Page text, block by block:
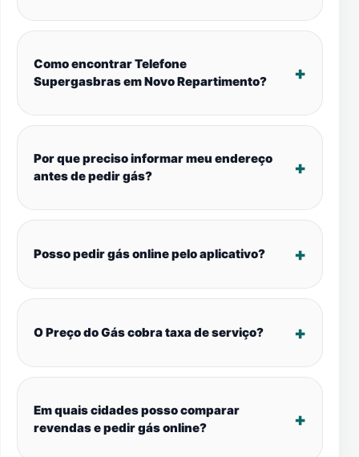
Como encontrar Telefone
Supergasbras em Novo Repartimento?
Por que preciso informar meu endereço
antes de pedir gás?
Posso pedir gás online pelo aplicativo?
O Preço do Gás cobra taxa de serviço?
Em quais cidades posso comparar
revendas e pedir gás online?